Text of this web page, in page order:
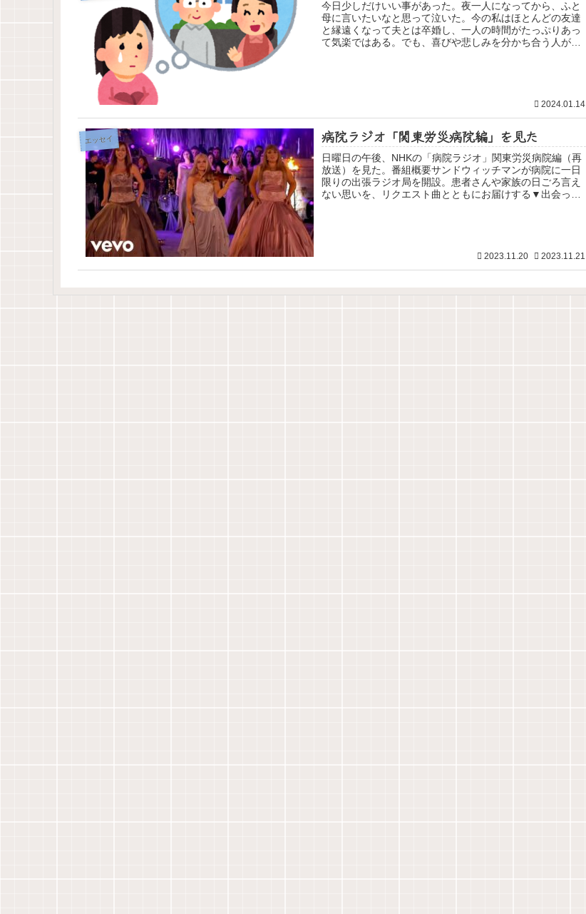
今日少しだけいい事があった。夜一人になってから、ふと
母に言いたいなと思って泣いた。今の私はほとんどの友達
と縁遠くなって夫とは卒婚し、一人の時間がたっぷりあっ
て気楽ではある。でも、喜びや悲しみを分かち合う人がい
2024.01.14
エッセイ 病院ラジオ「関東労災病院編」を見た
日曜日の午後、NHKの「病院ラジオ」関東労災病院編（再
放送）を見た。番組概要サンドウィッチマンが病院に一日
限りの出張ラジオ局を開設。患者さんや家族の日ごろ言え
ない思いを、リクエスト曲とともにお届けする▼出会った
2023.11.20 2023.11.21